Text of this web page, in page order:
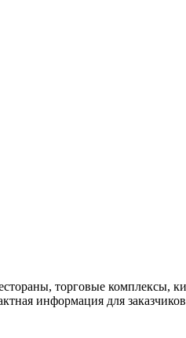
торговые комплексы,
информация для